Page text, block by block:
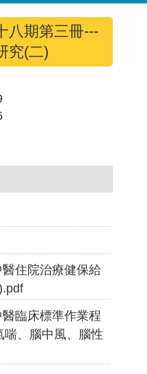
八期第三冊---
究(二)
住院治療健保給
臨床標準作業程
喘、腦中風、腦性